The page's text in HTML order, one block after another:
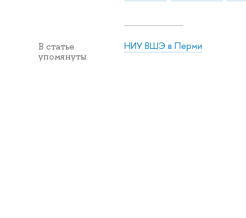
В статье
упомянуты
НИУ ВШЭ в Перми